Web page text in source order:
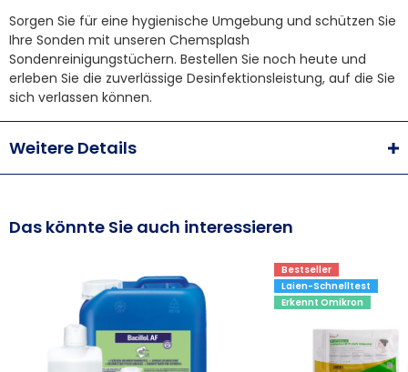
Sorgen Sie für eine hygienische Umgebung und schützen Sie
Ihre Sonden mit unseren Chemsplash
Sondenreinigungstüchern. Bestellen Sie noch heute und
erleben Sie die zuverlässige Desinfektionsleistung, auf die Sie
sich verlassen können.
Weitere Details
Das könnte Sie auch interessieren
Bestseller
Laien-Schnelltest
Erkennt Omikron